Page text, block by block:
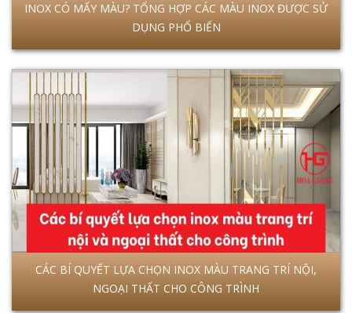
INOX CÓ MẤY MÀU? TỔNG HỢP CÁC MÀU INOX ĐƯỢC SỬ
DỤNG PHỔ BIẾN
CÁC BÍ QUYẾT LỰA CHỌN INOX MÀU TRANG TRÍ NỘI,
NGOẠI THẤT CHO CÔNG TRÌNH